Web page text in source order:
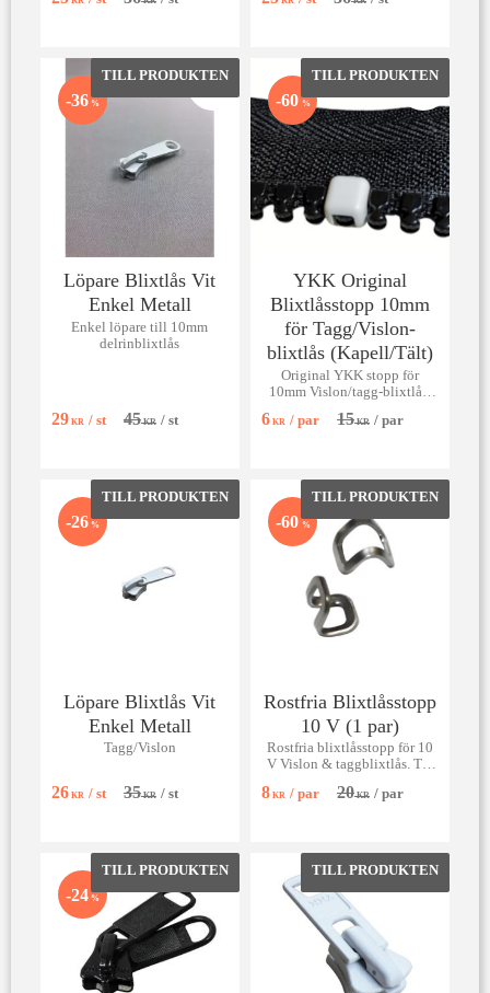
Löpare Blixtlås Vit
Enkel Metall
Enkel löpare till 10mm
delrinblixtlås
29KR / st 45KR / st
36 % Lägg till i favoriter
YKK Original
Blixtlåsstopp 10mm
för Tagg/Vislon-
blixtlås (Kapell/Tält)
Original YKK stopp för
10mm Vislon/tagg-blixtlås.
båtdynor!
6 KR / par 15KR / par
60 % Lägg till
Löpare Blixtlås Vit
Enkel Metall
Tagg/Vislon
26KR / st 35KR / st
26 % Lägg till i favoriter
Rostfria Blixtlåsstopp
10 V (1 par)
Rostfria blixtlåsstopp för 10
V Vislon & taggblixtlås. Tål
8 KR / par 20KR / par
60 % Lägg till
24 % Lägg till i favoriter Lägg till